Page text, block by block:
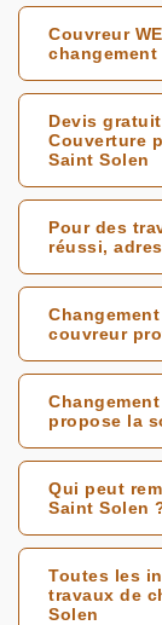
Couvreur
Devis
Couverture
Saint Solen
Pour des
réussi,
couvreur
propose la
Qui peut
Saint Solen
Toutes les
travaux de
Solen